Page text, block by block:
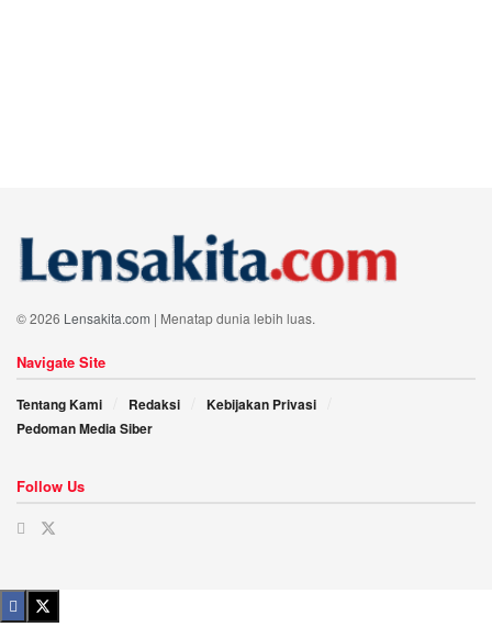
© 2026 Lensakita.com | Menatap dunia lebih luas.
Navigate Site
Tentang Kami Redaksi
Kebijakan Privasi
Pedoman Media Siber
Follow Us